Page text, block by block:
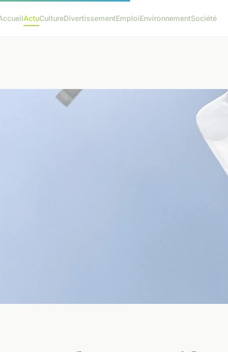
ActuCultureDivertissementEmploiEnvironnementSociété